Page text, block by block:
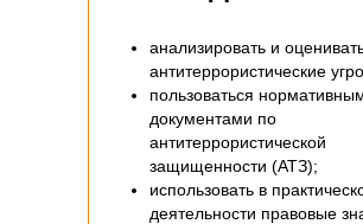
анализировать и
антитеррористические
пользоваться
документами по
антитеррористической
защищенности (АТЗ);
использовать в
деятельности правовые